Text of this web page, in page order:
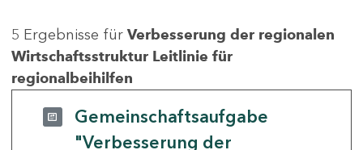
5 Ergebnisse für Verbesserung der regionalen
Wirtschaftsstruktur Leitlinie für
regionalbeihilfen
Gemeinschaftsaufgabe
"Verbesserung der